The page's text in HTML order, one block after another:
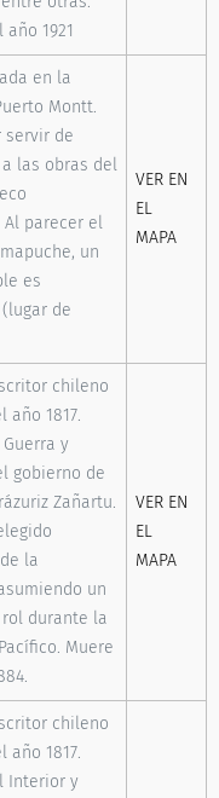
1921
en la
Montt.
servir de
las obras del
parecer el
un
es
de
VER EN
EL
MAPA
chileno
año 1817.
y
gobierno de
Zañartu.
la
un
durante la
Muere
VER EN
EL
MAPA
chileno
año 1817.
Interior y